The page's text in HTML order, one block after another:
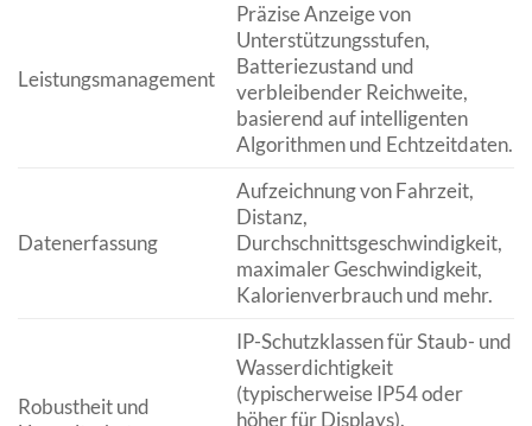
Leistungsmanagement
Präzise Anzeige von
Unterstützungsstufen,
Batteriezustand und
verbleibender Reichweite,
basierend auf intelligenten
Algorithmen und Echtzeitdaten.
Datenerfassung
Aufzeichnung von Fahrzeit,
Distanz,
Durchschnittsgeschwindigkeit,
maximaler Geschwindigkeit,
Kalorienverbrauch und mehr.
Robustheit und
IP-Schutzklassen für Staub- und
Wasserdichtigkeit
(typischerweise IP54 oder
höher für Displays).